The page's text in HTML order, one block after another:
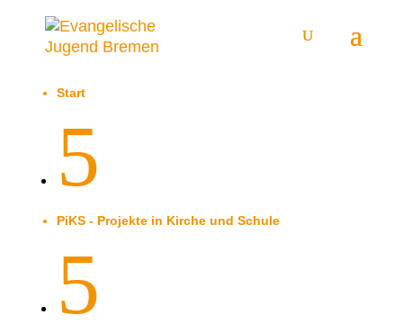
Start
5
PiKS - Projekte in Kirche und Schule
5